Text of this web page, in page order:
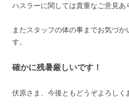
ハスラーに関しては貴重なご意見あ
またスタッフの体の事までお気づ
す。
確かに残暑厳しいです！
伏原さま、今後ともどうぞよろしく